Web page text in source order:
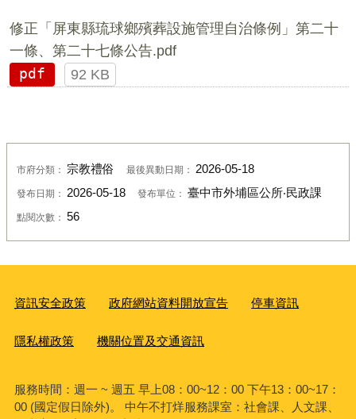
修正「屏東縣琉球鄉殯葬設施管理自治條例」第二十
一條、第二十七條公告.pdf
pdf
92 KB
市府分類： 宗教禮俗 最後異動日期： 2026-05-18
發布日期： 2026-05-18 發布單位： 臺中市外埔區公所‧民政課
點閱次數： 56
資訊安全政策 政府網站資料開放宣告 停車資訊
隱私權政策 機關位置及交通資訊
服務時間：週一 ~ 週五 早上08：00~12：00 下午13：00~17：
00 (國定假日除外)。 中午不打烊服務課室：社會課、人文課、